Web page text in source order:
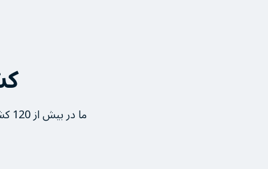
ما در بیش از 120 کشور و قلمرو فعالیت می‌کنیم